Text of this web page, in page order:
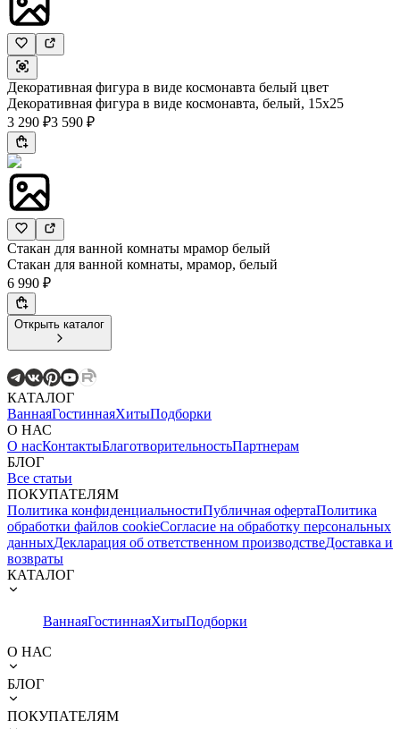
Декоративная фигура в виде космонавта белый цвет
Декоративная фигура в виде космонавта, белый, 15х25
3 290 ₽3 590 ₽
Стакан для ванной комнаты мрамор белый
Стакан для ванной комнаты, мрамор, белый
6 990 ₽
Открыть каталог
КАТАЛОГ
ВаннаяГостиннаяХитыПодборки
О НАС
О насКонтактыБлаготворительностьПартнерам
БЛОГ
Все статьи
ПОКУПАТЕЛЯМ
Политика конфиденциальностиПубличная офертаПолитика
обработки файлов cookieСогласие на обработку персональных
данныхДекларация об ответственном производствеДоставка и
возвраты
КАТАЛОГ
ВаннаяГостиннаяХитыПодборки
О НАС
БЛОГ
ПОКУПАТЕЛЯМ